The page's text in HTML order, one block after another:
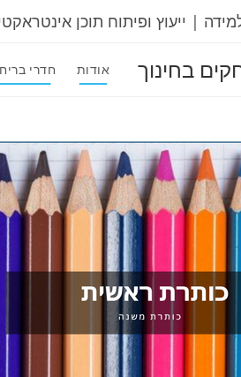
| ייעוץ ופיתוח תוכן
אודות חדרי